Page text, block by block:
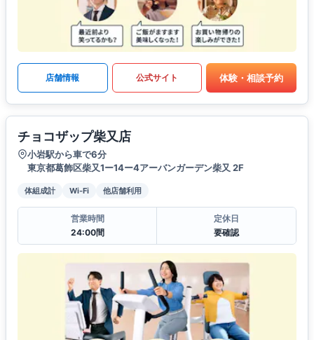
店舗情報 公式サイト 体験・相談予約
チョコザップ柴又店
小岩駅から車で6分
東京都葛飾区柴又1ー14ー4アーバンガーデン柴又 2F
体組成計 Wi-Fi 他店舗利用
営業時間
24:00間
定休日
要確認